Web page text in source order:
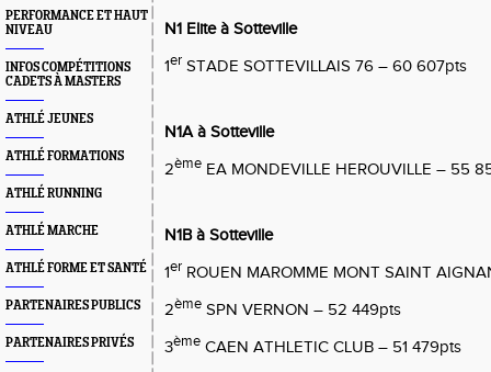
PERFORMANCE ET HAUT
NIVEAU
INFOS COMPÉTITIONS
CADETS À MASTERS
ATHLÉ JEUNES
ATHLÉ FORMATIONS
ATHLÉ RUNNING
ATHLÉ MARCHE
ATHLÉ FORME ET SANTÉ
PARTENAIRES PUBLICS
PARTENAIRES PRIVÉS
N1 Elite à Sotteville
1er STADE SOTTEVILLAIS 76 – 60 607pts
N1A à Sotteville
2ème EA MONDEVILLE HEROUVILLE – 55
N1B à Sotteville
1er ROUEN MAROMME MONT SAINT
2ème SPN VERNON – 52 449pts
3ème CAEN ATHLETIC CLUB – 51 479pts